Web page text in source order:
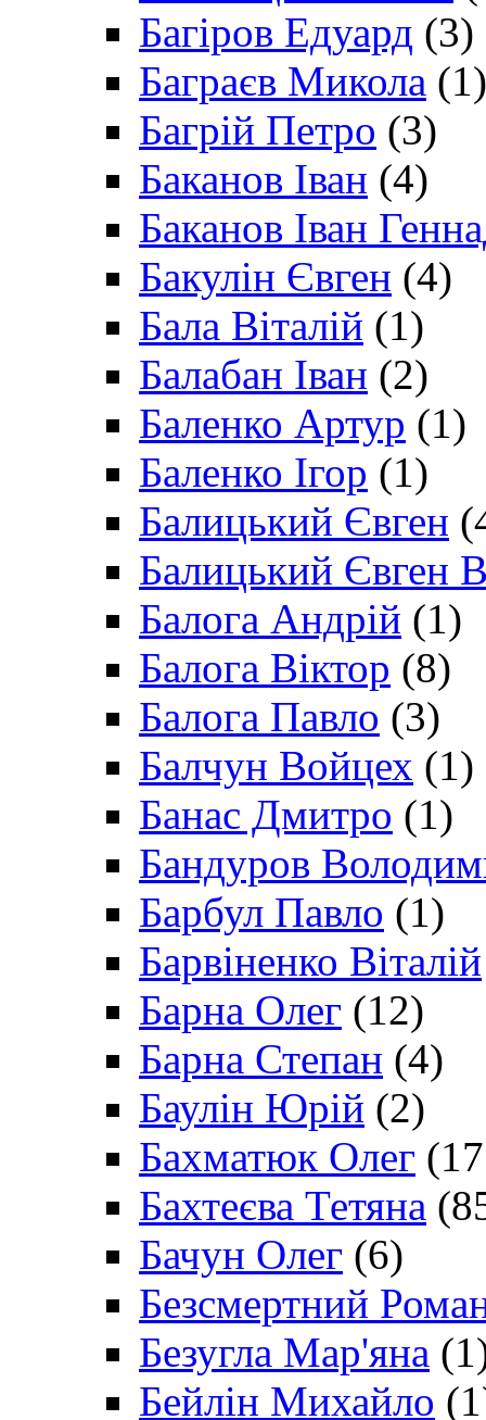
Багіров Едуард (3)
Баграєв Микола (1)
Багрій Петро (3)
Баканов Іван (4)
Баканов Іван
Бакулін Євген (4)
Бала Віталій (1)
Балабан Іван (2)
Баленко Артур (1)
Баленко Ігор (1)
Балицький Євген
Балицький Євген
Балога Андрій (1)
Балога Віктор (8)
Балога Павло (3)
Балчун Войцех (1)
Банас Дмитро (1)
Бандуров
Барбул Павло (1)
Барвіненко Віталій
Барна Олег (12)
Барна Степан (4)
Баулін Юрій (2)
Бахматюк Олег
Бахтеєва Тетяна
Бачун Олег (6)
Безсмертний
Безугла Мар'яна
Бейлін Михайло